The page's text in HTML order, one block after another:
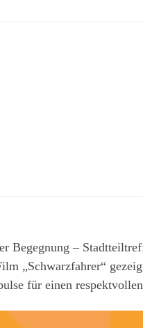
Begegnung –
„Schwarzfahrer“
für einen